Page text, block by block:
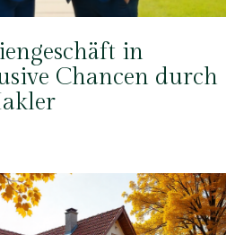
in
Chancen durch